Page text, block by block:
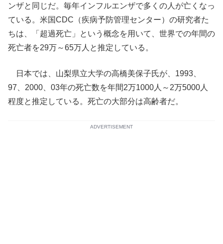
ンザと同じだ。毎年インフルエンザで多くの人が亡くなっ
ている。米国CDC（疾病予防管理センター）の研究者た
ちは、「超過死亡」という概念を用いて、世界での年間の
死亡者を29万～65万人と推定している。
日本では、山梨県立大学の高橋美保子氏が、1993、
97、2000、03年の死亡数を年間2万1000人～2万5000人
程度と推定している。死亡の大部分は高齢者だ。
ADVERTISEMENT